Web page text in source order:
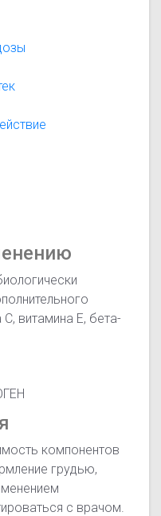
витамина Е, бета-
компонентов
грудью,
с врачом.